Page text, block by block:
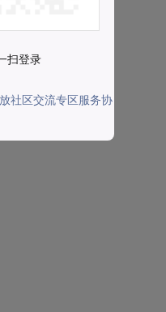
扫登录
放社区交流专区服务协